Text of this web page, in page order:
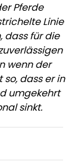
Pferde
Linie
dass für die
wenn der
dass er in
umgekehrt
sinkt.